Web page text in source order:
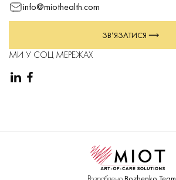
info@miothealth.com
ЗВ’ЯЗАТИСЯ
МИ У СОЦ МЕРЕЖАХ